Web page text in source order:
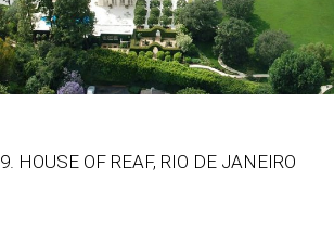
9. HOUSE OF REAF, RIO DE JANEIRO